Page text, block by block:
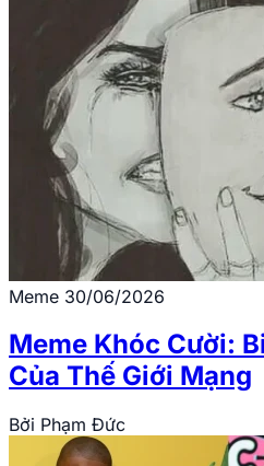
Meme 30/06/2026
Meme Khóc Cười:
Của Thế Giới Mạng
Bởi Phạm Đức